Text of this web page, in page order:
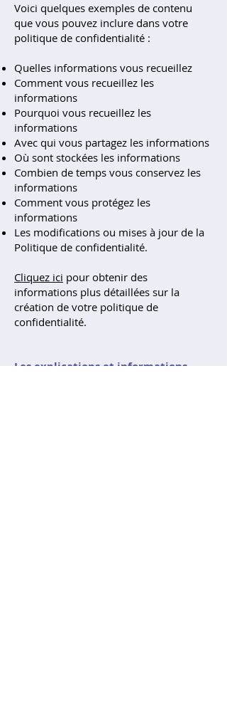
Voici quelques exemples de contenu
que vous pouvez inclure dans votre
politique de confidentialité :
Quelles informations vous recueillez
Comment vous recueillez les
informations
Pourquoi vous recueillez les
informations
Avec qui vous partagez les informations
Où sont stockées les informations
Combien de temps vous conservez les
informations
Comment vous protégez les
informations
Les modifications ou mises à jour de la
Politique de confidentialité.
Cliquez ici pour obtenir des
informations plus détaillées sur la
création de votre politique de
confidentialité.
Les explications et informations